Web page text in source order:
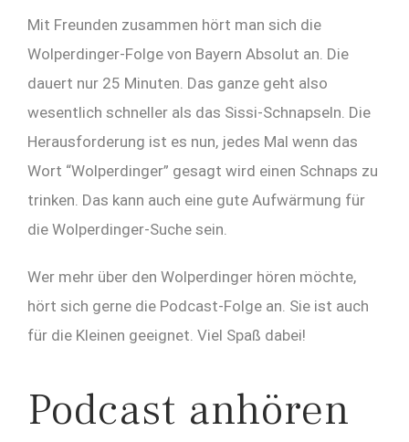
Mit Freunden zusammen hört man sich die
Wolperdinger-Folge von Bayern Absolut an. Die
dauert nur 25 Minuten. Das ganze geht also
wesentlich schneller als das Sissi-Schnapseln. Die
Herausforderung ist es nun, jedes Mal wenn das
Wort “Wolperdinger” gesagt wird einen Schnaps zu
trinken. Das kann auch eine gute Aufwärmung für
die Wolperdinger-Suche sein.
Wer mehr über den Wolperdinger hören möchte,
hört sich gerne die Podcast-Folge an. Sie ist auch
für die Kleinen geeignet. Viel Spaß dabei!
Podcast anhören